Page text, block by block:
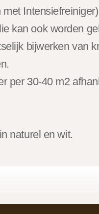
met
kan ook worden
bijwerken van
per 30-40 m2
naturel en wit.